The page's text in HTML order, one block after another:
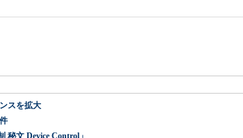
スを拡大
文 Device Control」